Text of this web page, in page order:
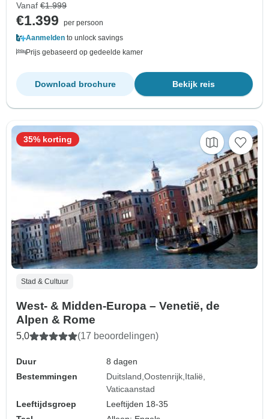
Vanaf €1.999
€1.399
per persoon
Aanmelden to unlock savings
Prijs gebaseerd op gedeelde kamer
Bekijk reis
Download brochure
Stad & Cultuur
West- & Midden-Europa – Venetië, de
Alpen & Rome
5,0 (17 beoordelingen)
Duur
8 dagen
Bestemmingen
Duitsland Oostenrijk Italië
Vaticaanstad
Leeftijdsgroep
Leeftijden 18-35
35% korting